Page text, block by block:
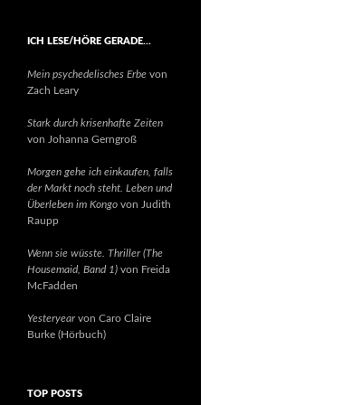
ICH LESE/HÖRE GERADE…
Mein psychedelisches Erbe von
Zach Leary
Stark durch krisenhafte Zeiten
von Johanna Gerngroß
Morgen gehe ich einkaufen, falls
der Markt noch steht. Leben und
Überleben im Kongo von Judith
Raupp
Wenn sie wüsste. Thriller (The
Housemaid, Band 1) von Freida
McFadden
Yesteryearvon Caro Claire
Burke (Hörbuch)
TOP POSTS